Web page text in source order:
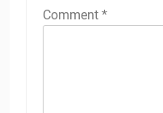
Comment *